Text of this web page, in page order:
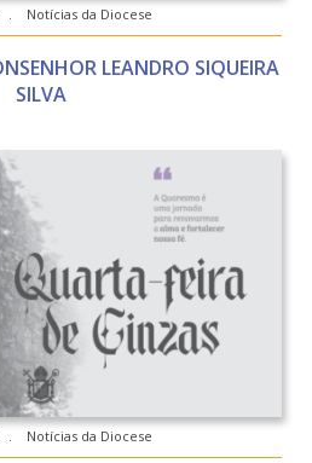
. Notícias da Diocese
LEANDRO SIQUEIRA
SILVA
. Notícias da Diocese